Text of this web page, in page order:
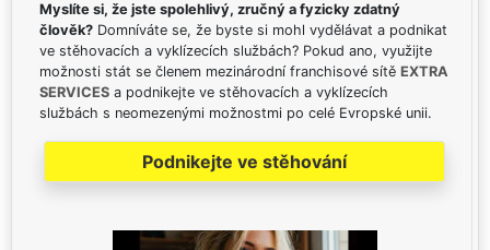
Myslíte si, že jste spolehlivý, zručný a fyzicky zdatný
člověk? Domníváte se, že byste si mohl vydělávat a podnikat
ve stěhovacích a vyklízecích službách? Pokud ano, využijte
možnosti stát se členem mezinárodní franchisové sítě EXTRA
SERVICES a podnikejte ve stěhovacích a vyklízecích
službách s neomezenými možnostmi po celé Evropské unii.
Podnikejte ve stěhování